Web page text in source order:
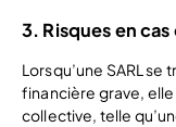
3. Risques en
Lorsqu’une SARL
financière grave,
collective, telle